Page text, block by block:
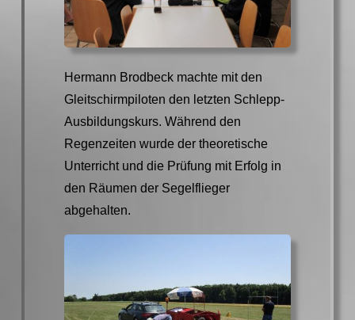
Hermann Brodbeck machte mit den
Gleitschirmpiloten den letzten Schlepp-
Ausbildungskurs. Während den
Regenzeiten wurde der theoretische
Unterricht und die Prüfung mit Erfolg in
den Räumen der Segelflieger
abgehalten.